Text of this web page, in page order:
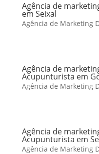
Agência de
em Seixal
Agência de Marketing
Agência de
Acupunturista em
Agência de Marketing
Agência de
Acupunturista em
Agência de Marketing